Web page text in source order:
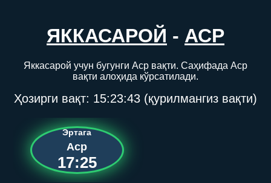
ЯККАСАРОЙ - АСР
Яккасарой учун бугунги Аср вақти. Саҳифада Аср
вақти алоҳида кўрсатилади.
Ҳозирги вақт: 15:23:43 (қурилмангиз вақти)
Эртага
Аср
17:25